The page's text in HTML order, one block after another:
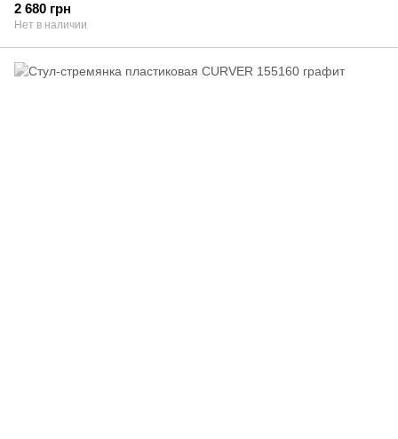
2 680 грн
Нет в наличии